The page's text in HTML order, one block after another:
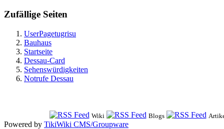
Zufällige Seiten
UserPagetugrisu
Bauhaus
Startseite
Dessau-Card
Sehenswürdigkeiten
Notrufe Dessau
Wiki Blogs
Powered by TikiWiki CMS/Groupware